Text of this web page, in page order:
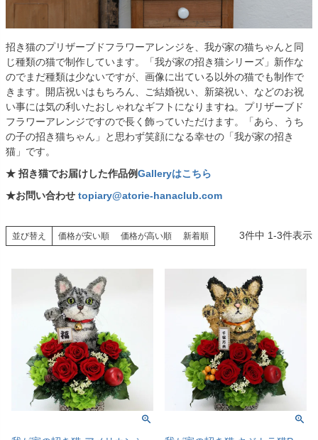
招き猫のプリザーブドフラワーアレンジを、我が家の猫ちゃんと同
じ種類の猫で制作しています。「我が家の招き猫シリーズ」新作な
のでまだ種類は少ないですが、画像に出ている以外の猫でも制作で
きます。開店祝いはもちろん、ご結婚祝い、新築祝い、などのお祝
い事には気の利いたおしゃれなギフトになりますね。プリザーブド
フラワーアレンジですので長く飾っていただけます。「あら、うち
の子の招き猫ちゃん」と思わず笑顔になる幸せの「我が家の招き
猫」です。
★ 招き猫でお届けした作品例Galleryはこちら
★お問い合わせ topiary@atorie-hanaclub.com
並び替え 価格が安い順 価格が高い順 新着順 3件中 1-3件表示